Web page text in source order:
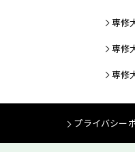
専修
専修
専修
プライバシー